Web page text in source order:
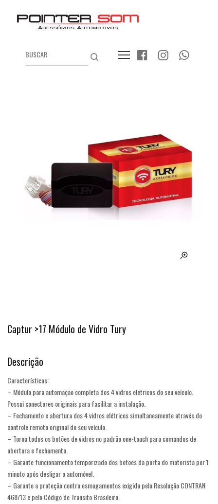
Captur >17 Módulo de Vidro Tury
Descrição
Características:
– Módulo para automação completa dos 4 vidros elétricos do seu veículo.
Possui conectores originais para facilitar a instalação.
– Fechamento e abertura dos 4 vidros elétricos simultaneamente através do
controle remoto original do seu veículo.
– Torna todos os botões de vidros no padrão one-touch para comandos de
abertura e fechamento.
– Garante funcionamento temporizado dos botões da porta do motorista por 1
minuto após desligar o automóvel.
– Garante a proteção contra esmagamentos exigida pela Resolução CONTRAN
468/13 e pelo Código de Transito Brasileiro.